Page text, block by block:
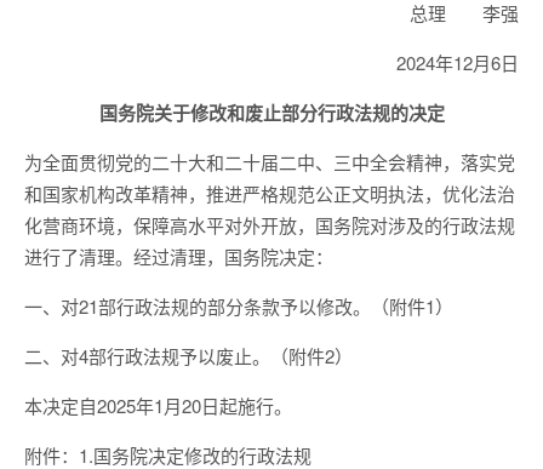
总理 李强
2024年12月6日
国务院关于修改和废止部分行政法规的决定
为全面贯彻党的二十大和二十届二中、三中全会精神，落实党
和国家机构改革精神，推进严格规范公正文明执法，优化法治
化营商环境，保障高水平对外开放，国务院对涉及的行政法规
进行了清理。经过清理，国务院决定：
一、对21部行政法规的部分条款予以修改。（附件1）
二、对4部行政法规予以废止。（附件2）
本决定自2025年1月20日起施行。
附件：1.国务院决定修改的行政法规